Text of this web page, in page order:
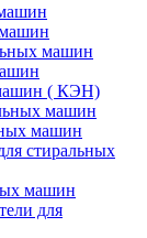
машин
( КЭН)
машин
машин
стиральных
машин
для